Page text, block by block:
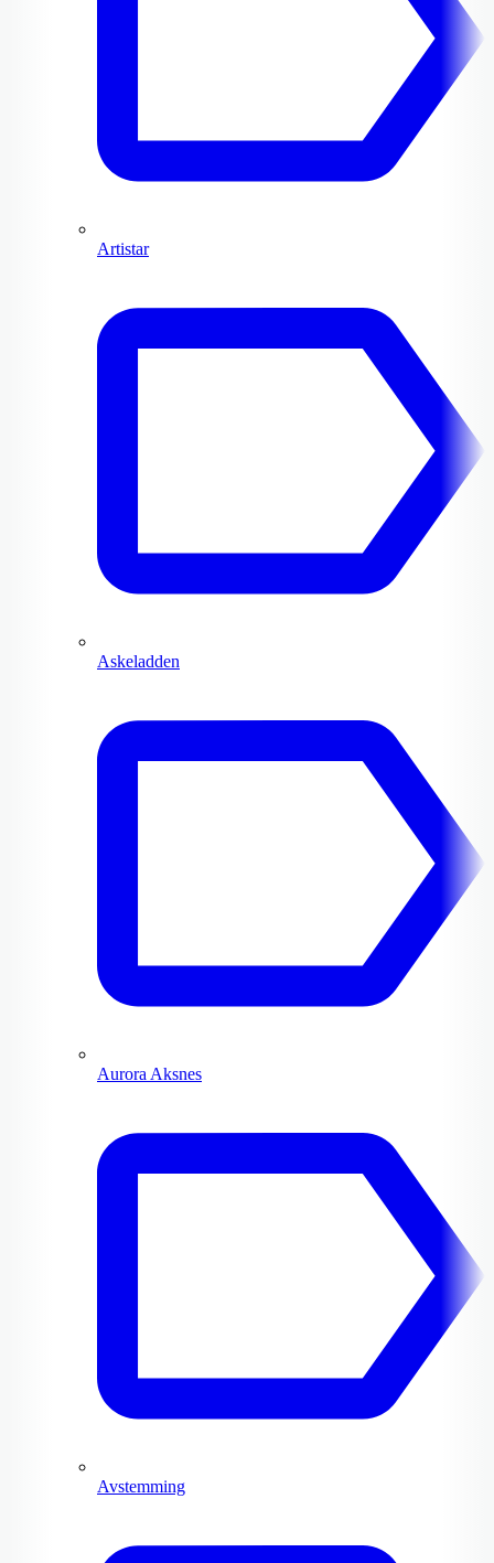
Artistar
Askeladden
Aurora Aksnes
Avstemming